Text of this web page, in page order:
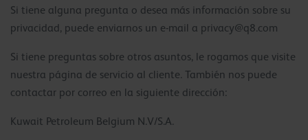
Si tiene alguna pregunta o desea más información sobre su
privacidad, puede enviarnos un e-mail a privacy@q8.com
Si tiene preguntas sobre otros asuntos, le rogamos que visite
nuestra página de servicio al cliente. También nos puede
contactar por correo en la siguiente dirección:
Kuwait Petroleum Belgium N.V/S.A.